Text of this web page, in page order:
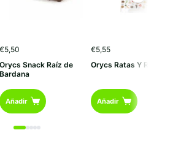
€5,50
Orycs Snack Raíz de
Bardana
Añadir
€5,55
Orycs Ratas Y Ratones
Añadir